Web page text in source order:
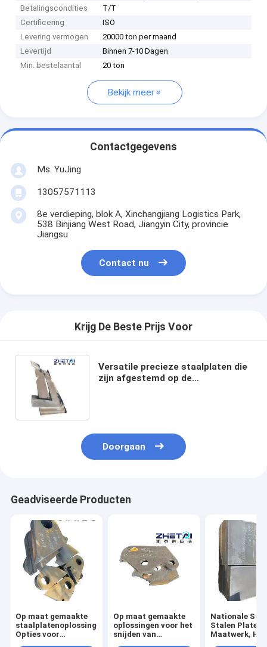
Betalingscondities
T/T
Certificering
ISO
Levering vermogen
20000 ton per maand
Levertijd
Binnen 7-10 Dagen
Min. bestelaantal
20 ton
Bekijk meer
Contactgegevens
Ms. YuJing
13057571113
8e verdieping, blok A, Xinchangjiang Logistics Park,
538 Binjiang West Road, Jiangyin City, provincie
Jiangsu
Contact nu
Krijg De Beste Prijs Voor
Versatile precieze staalplaten die
zijn afgestemd op de
Doorgaan
Geadviseerde Producten
Op maat gemaakte
staalplatenoplossingen:
Opties voor
Op maat gemaakte
oplossingen voor het
snijden van
Nationale
Stalen Platen
Maatwerk,